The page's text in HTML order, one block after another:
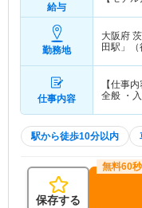
給与
勤務地
大阪府
田駅」（
仕事内容
【仕事
全般 ・
駅から徒歩10分以内
保存する